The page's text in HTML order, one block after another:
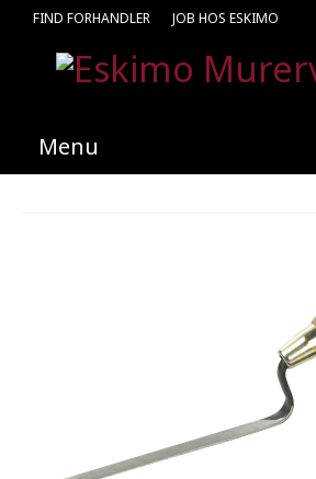
FIND FORHANDLER JOB HOS ESKIMO
Menu